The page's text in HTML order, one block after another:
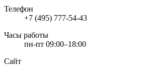
Телефон
+7 (495) 777-54-43
Часы работы
пн-пт 09:00–18:00
Сайт